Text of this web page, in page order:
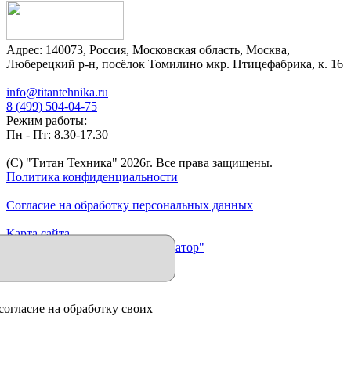
Адрес: 140073, Россия, Московская область, Москва,
Люберецкий р-н, посёлок Томилино мкр. Птицефабрика, к. 16
info@titantehnika.ru
8 (499) 504-04-75
Режим работы:
Пн - Пт: 8.30-17.30
(C) "Титан Техника" 2026г. Все права защищены.
Политика конфиденциальности
Согласие на обработку персональных данных
Карта сайта
Продвижение сайта "Иллюминатор"
на обработку своих